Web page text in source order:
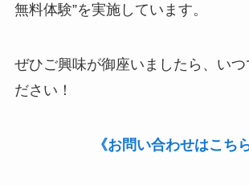
無料体験”を実施しています。
ぜひご興味が御座いましたら、いつ
ださい！
《お問い合わせはこちら